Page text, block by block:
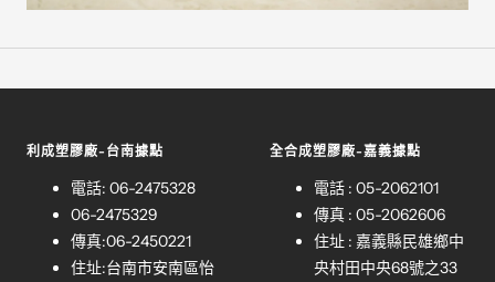
利成塑膠廠-台南據點
電話: 06-2475328
06-2475329
傳真:06-2450221
住址:台南市安南區怡
全合成塑膠廠-嘉義據點
電話 : 05-2062101
傳真 : 05-2062606
住址 : 嘉義縣民雄鄉中
央村田中央68號之33